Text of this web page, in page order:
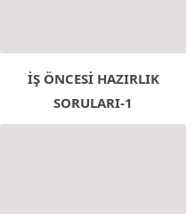
İŞ ÖNCESİ HAZIRLIK
SORULARI-1